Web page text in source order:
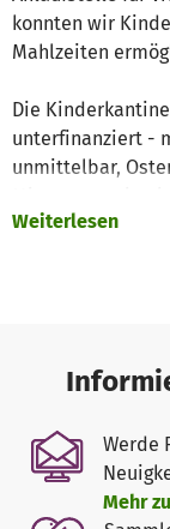
konnten wir
Mahlzeiten
Die
unterfinanziert -
unmittelbar,
ermöglichen.
Weiterlesen
Werde
Mehr